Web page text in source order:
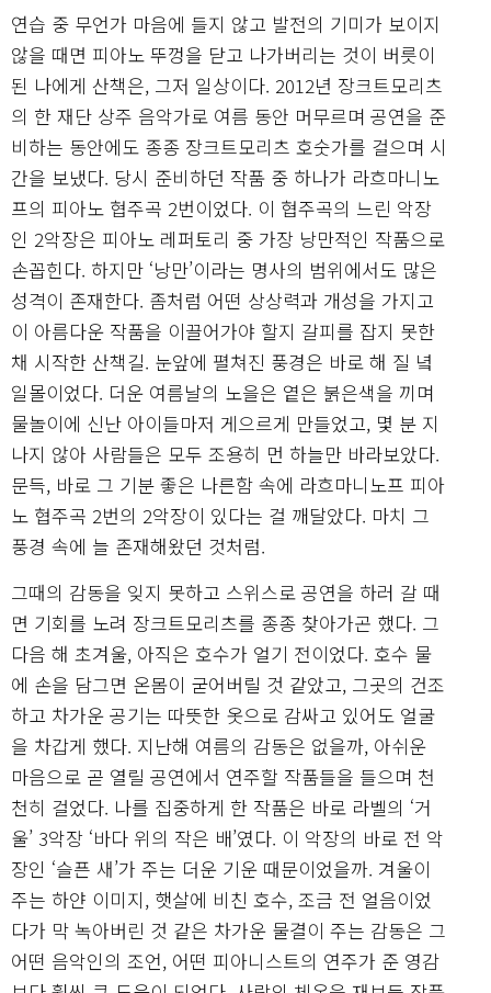
연습 중 무언가 마음에 들지 않고 발전의 기미가 보이지
않을 때면 피아노 뚜껑을 닫고 나가버리는 것이 버릇이
된 나에게 산책은, 그저 일상이다. 2012년 장크트모리츠
의 한 재단 상주 음악가로 여름 동안 머무르며 공연을 준
비하는 동안에도 종종 장크트모리츠 호숫가를 걸으며 시
간을 보냈다. 당시 준비하던 작품 중 하나가 라흐마니노
프의 피아노 협주곡 2번이었다. 이 협주곡의 느린 악장
인 2악장은 피아노 레퍼토리 중 가장 낭만적인 작품으로
손꼽힌다. 하지만 ‘낭만’이라는 명사의 범위에서도 많은
성격이 존재한다. 좀처럼 어떤 상상력과 개성을 가지고
이 아름다운 작품을 이끌어가야 할지 갈피를 잡지 못한
채 시작한 산책길. 눈앞에 펼쳐진 풍경은 바로 해 질 녘
일몰이었다. 더운 여름날의 노을은 옅은 붉은색을 끼며
물놀이에 신난 아이들마저 게으르게 만들었고, 몇 분 지
나지 않아 사람들은 모두 조용히 먼 하늘만 바라보았다.
문득, 바로 그 기분 좋은 나른함 속에 라흐마니노프 피아
노 협주곡 2번의 2악장이 있다는 걸 깨달았다. 마치 그
풍경 속에 늘 존재해왔던 것처럼.
그때의 감동을 잊지 못하고 스위스로 공연을 하러 갈 때
면 기회를 노려 장크트모리츠를 종종 찾아가곤 했다. 그
다음 해 초겨울, 아직은 호수가 얼기 전이었다. 호수 물
에 손을 담그면 온몸이 굳어버릴 것 같았고, 그곳의 건조
하고 차가운 공기는 따뜻한 옷으로 감싸고 있어도 얼굴
을 차갑게 했다. 지난해 여름의 감동은 없을까, 아쉬운
마음으로 곧 열릴 공연에서 연주할 작품들을 들으며 천
천히 걸었다. 나를 집중하게 한 작품은 바로 라벨의 ‘거
울’ 3악장 ‘바다 위의 작은 배’였다. 이 악장의 바로 전 악
장인 ‘슬픈 새’가 주는 더운 기운 때문이었을까. 겨울이
주는 하얀 이미지, 햇살에 비친 호수, 조금 전 얼음이었
다가 막 녹아버린 것 같은 차가운 물결이 주는 감동은 그
어떤 음악인의 조언, 어떤 피아니스트의 연주가 준 영감